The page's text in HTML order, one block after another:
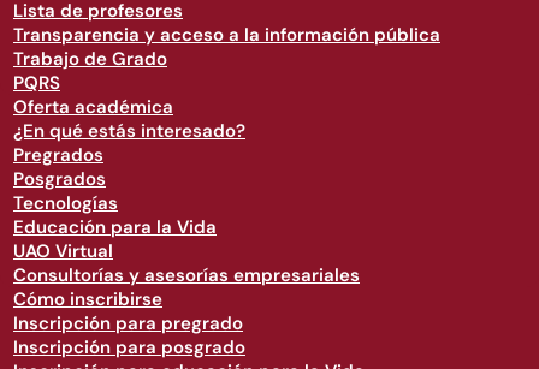
Lista de profesores
Transparencia y acceso a la información pública
Trabajo de Grado
PQRS
Oferta académica
¿En qué estás interesado?
Pregrados
Posgrados
Tecnologías
Educación para la Vida
UAO Virtual
Consultorías y asesorías empresariales
Cómo inscribirse
Inscripción para pregrado
Inscripción para posgrado